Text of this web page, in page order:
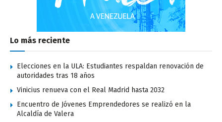
Lo más reciente
Elecciones en la ULA: Estudiantes respaldan renovación de
autoridades tras 18 años
Vinicius renueva con el Real Madrid hasta 2032
Encuentro de Jóvenes Emprendedores se realizó en la
Alcaldía de Valera